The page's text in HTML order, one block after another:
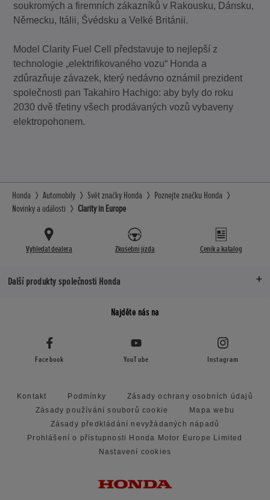
soukromých a firemních zákazníků v Rakousku, Dánsku,
Německu, Itálii, Švédsku a Velké Británii.
Model Clarity Fuel Cell představuje to nejlepší z
technologie „elektrifikovaného vozu“ Honda a
zdůrazňuje závazek, který nedávno oznámil prezident
společnosti pan Takahiro Hachigo: aby byly do roku
2030 dvě třetiny všech prodávaných vozů vybaveny
elektropohonem.
Honda Automobily Svět značky Honda
Poznejte značku Honda
Novinky a události
Clarity in Europe
Vyhledat dealera Zkušební jízda Ceník a katalog
Další produkty společnosti Honda
Najděte nás na
Facebook YouTube Instagram
Kontakt Podmínky
Zásady ochrany osobních údajů
Zásady používání souborů cookie
Mapa webu
Zásady předkládání nevyžádaných nápadů
Prohlášení o přístupnosti Honda Motor Europe Limited
Nastavení cookies